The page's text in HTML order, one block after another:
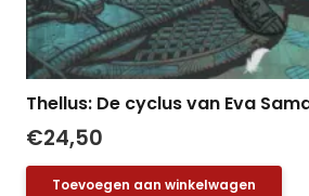
Thellus: De cyclus van Eva
€24,50
Toevoegen aan winkelwagen